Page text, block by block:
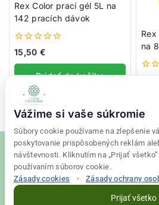
Rex Color prací gél 5L na
142 pracích dávok
0
z
5
15,50 €
Pridať do košíka
na
Vážime si vaše súkromie
Súbory cookie používame na zlepšenie
poskytovanie prispôsobených reklám
návštevnosti. Kliknutím na „Prijať
používaním súborov cookie.
Zásady cookies
• Zásady ochrany
Prijať všetko